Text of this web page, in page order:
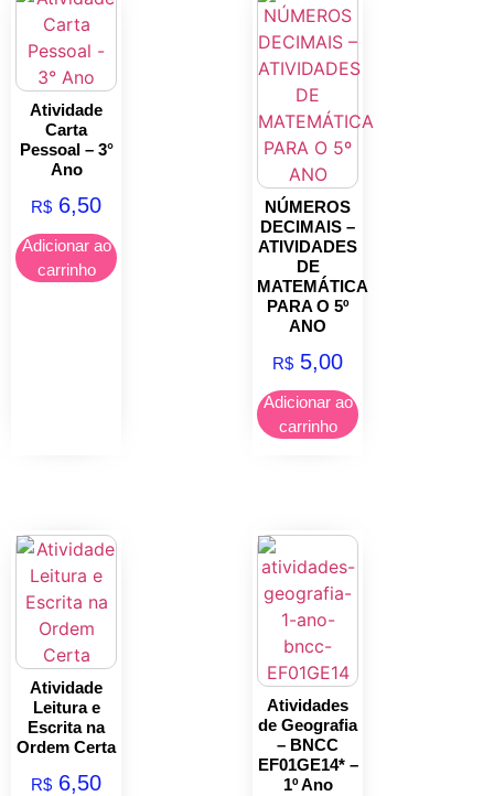
Atividade
Carta
Pessoal – 3°
Ano
R$ 6,50
Adicionar ao
carrinho
NÚMEROS
DECIMAIS –
ATIVIDADES
DE
MATEMÁTICA
PARA O 5º
ANO
R$ 5,00
Adicionar ao
carrinho
Atividade
Leitura e
Escrita na
Ordem Certa
R$ 6,50
Atividades
de Geografia
– BNCC
EF01GE14* –
1º Ano